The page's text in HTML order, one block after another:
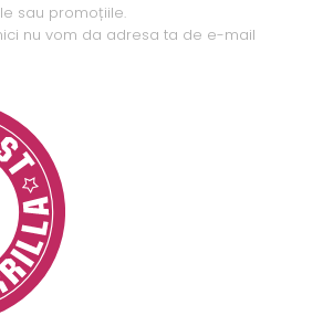
sau promoțiile.
nu vom da adresa ta de e-mail